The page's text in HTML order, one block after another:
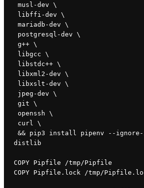
musl-dev \
libffi-dev \
mariadb-dev \
postgresql-dev \
g++ \
libgcc \
libstdc++ \
libxml2-dev \
libxslt-dev \
jpeg-dev \
git \
openssh \
curl \
distlib
COPY Pipfile /tmp/Pipfile
COPY Pipfile.lock /tmp/